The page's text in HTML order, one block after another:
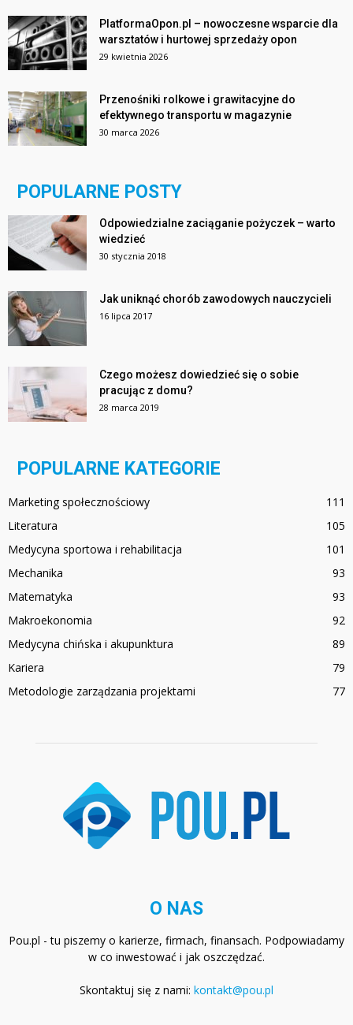
PlatformaOpon.pl – nowoczesne wsparcie dla
warsztatów i hurtowej sprzedaży opon
29 kwietnia 2026
Przenośniki rolkowe i grawitacyjne do
efektywnego transportu w magazynie
30 marca 2026
POPULARNE POSTY
Odpowiedzialne zaciąganie pożyczek – warto
wiedzieć
30 stycznia 2018
Jak uniknąć chorób zawodowych nauczycieli
16 lipca 2017
Czego możesz dowiedzieć się o sobie
pracując z domu?
28 marca 2019
POPULARNE KATEGORIE
Marketing społecznościowy
111
Literatura
105
Medycyna sportowa i rehabilitacja
101
Mechanika
93
Matematyka
93
Makroekonomia
92
Medycyna chińska i akupunktura
89
Kariera
79
Metodologie zarządzania projektami
77
O NAS
Pou.pl - tu piszemy o karierze, firmach, finansach. Podpowiadamy
w co inwestować i jak oszczędzać.
Skontaktuj się z nami: kontakt@pou.pl